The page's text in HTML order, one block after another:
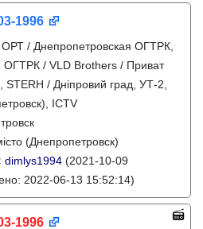
1996
/ Днепропетровская ОГТРК,
ОГТРК / VLD Brothers / Приват
/ Дніпровий град, УТ-2,
ICTV
(Днепропетровск)
dimlys1994 (2021-10-09
2022-06-13 15:52:14)
1996